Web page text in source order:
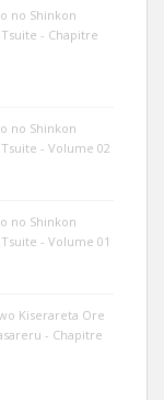
no Shinkon
- Chapitre
no Shinkon
- Volume 02
no Shinkon
- Volume 01
Kiserareta Ore
- Chapitre